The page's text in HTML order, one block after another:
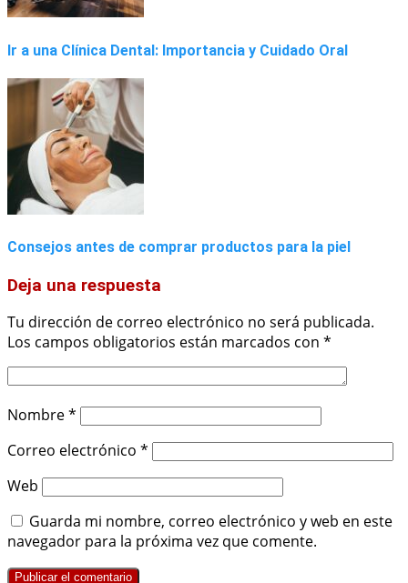
Ir a una Clínica Dental: Importancia y Cuidado Oral
Consejos antes de comprar productos para la piel
Deja una respuesta
Tu dirección de correo electrónico no será publicada.
Los campos obligatorios están marcados con *
Nombre*
Correo electrónico *
Web
Guarda mi nombre, correo electrónico y web en este
navegador para la próxima vez que comente.